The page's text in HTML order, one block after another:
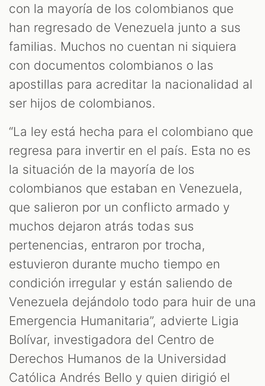
con la mayoría de los colombianos que
han regresado de Venezuela junto a sus
familias. Muchos no cuentan ni siquiera
con documentos colombianos o las
apostillas para acreditar la nacionalidad al
ser hijos de colombianos.
“La ley está hecha para el colombiano que
regresa para invertir en el país. Esta no es
la situación de la mayoría de los
colombianos que estaban en Venezuela,
que salieron por un conflicto armado y
muchos dejaron atrás todas sus
pertenencias, entraron por trocha,
estuvieron durante mucho tiempo en
condición irregular y están saliendo de
Venezuela dejándolo todo para huir de una
Emergencia Humanitaria”, advierte Ligia
Bolívar, investigadora del Centro de
Derechos Humanos de la Universidad
Católica Andrés Bello y quien dirigió el